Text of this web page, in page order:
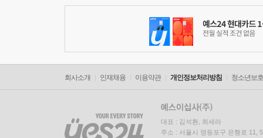
회사소개 인재채용 이용약관 개인정보처리방침 청소년보
대표 : 김석환, 최세라
주소 : 서울시 영등포구 은행로 11,